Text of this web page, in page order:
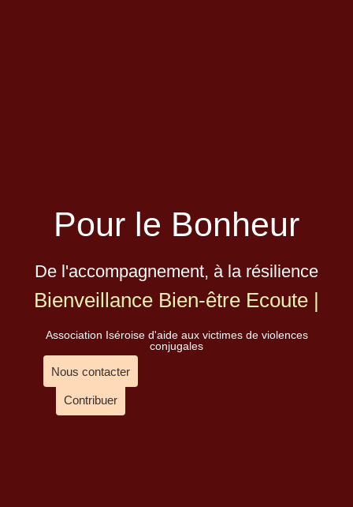
Pour le Bonheur
De l'accompagnement, à la résilience
Bienveillance Bien-être Ecoute |
Association Iséroise d'aide aux victimes de violences
conjugales
Nous contacter
Contribuer